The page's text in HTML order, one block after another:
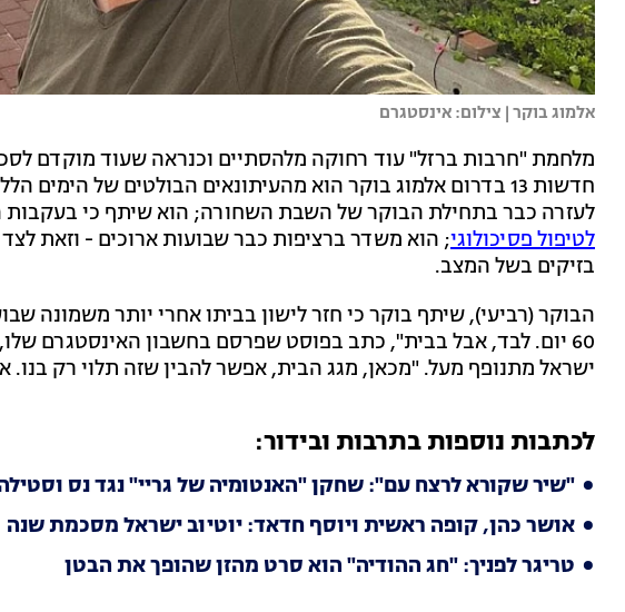
אלמוג בוקר | צילום: אינסטגרם
מלחמת "חרבות ברזל" עוד רחוקה מלהסתיים וכנראה שעוד מוקדם
חדשות 13 בדרום אלמוג בוקר הוא מהעיתונאים הבולטים של
לעזרה כבר בתחילת הבוקר של השבת השחורה; הוא שיתף כי בעקבות
לטיפול פסיכולוגי; הוא משדר ברציפות כבר שבועות ארוכים - וזאת
בזיקים בשל המצב.
הבוקר (רביעי), שיתף בוקר כי חזר לישון בביתו אחרי יותר משמונה
60 יום. לבד, אבל בבית", כתב בפוסט שפרסם בחשבון האינסטגרם
ישראל מתנופף מעל. "מכאן, מגג הבית, אפשר להבין שזה תלוי רק בנו.
לכתבות נוספות בתרבות ובידור:
"שיר שקורא לרצח עם": שחקן "האנטומיה של גריי" נגד נס
אושר כהן, קופה ראשית ויוסף חדאד: יוטיוב ישראל מסכמת שנה
טריגר לפניך: "חג ההודיה" הוא סרט מהזן שהופך את הבטן